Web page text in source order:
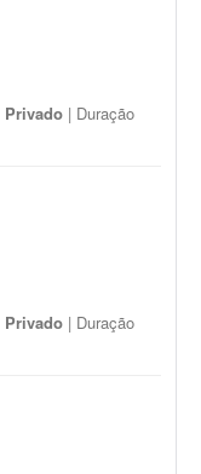
Privado | Duração
Privado | Duração